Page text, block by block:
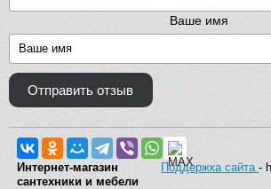
Ваше имя
Отправить отзыв
Поддержка сайта-
Интернет-магазин
сантехники и мебели